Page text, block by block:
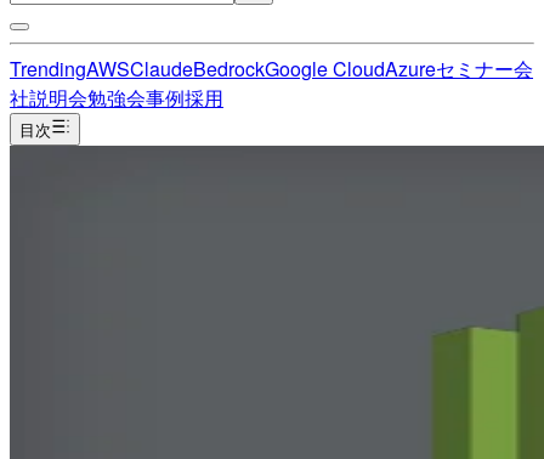
TrendingAWSClaudeBedrockGoogle CloudAzureセミナー会
社説明会勉強会事例採用
目次